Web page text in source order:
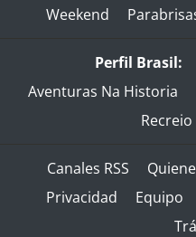
Weekend
Perfil Brasil:
Aventuras Na Historia
Recreio
Canales RSS
Privacidad
Equipo